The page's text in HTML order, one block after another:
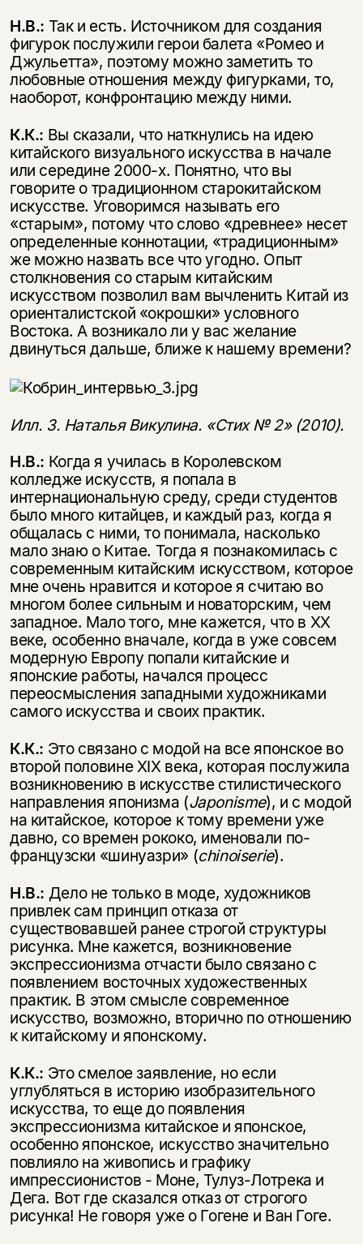
Н.В.: Так и есть. Источником для создания
фигурок послужили герои балета «Ромео и
Джульетта», поэтому можно заметить то
любовные отношения между фигурками, то,
наоборот, конфронтацию между ними.
К.К.: Вы сказали, что наткнулись на идею
китайского визуального искусства в начале
или середине 2000-х. Понятно, что вы
говорите о традиционном старокитайском
искусстве. Уговоримся называть его
«старым», потому что слово «древнее» несет
определенные коннотации, «традиционным»
же можно назвать все что угодно. Опыт
столкновения со старым китайским
искусством позволил вам вычленить Китай из
ориенталистской «окрошки» условного
Востока. А возникало ли у вас желание
двинуться дальше, ближе к нашему времени?
Илл. 3. Наталья Викулина. «Стих № 2» (2010).
Н.В.: Когда я училась в Королевском
колледже искусств, я попала в
интернациональную среду, среди студентов
было много китайцев, и каждый раз, когда я
общалась с ними, то понимала, насколько
мало знаю о Китае. Тогда я познакомилась с
современным китайским искусством, которое
мне очень нравится и которое я считаю во
многом более сильным и новаторским, чем
западное. Мало того, мне кажется, что в XX
веке, особенно вначале, когда в уже совсем
модерную Европу попали китайские и
японские работы, начался процесс
переосмысления западными художниками
самого искусства и своих практик.
К.К.: Это связано с модой на все японское во
второй половине XIX века, которая послужила
возникновению в искусстве стилистического
направления японизма (Japonisme), и с модой
на китайское, которое к тому времени уже
давно, со времен рококо, именовали по-
французски «шинуазри» (chinoiserie).
Н.В.: Дело не только в моде, художников
привлек сам принцип отказа от
существовавшей ранее строгой структуры
рисунка. Мне кажется, возникновение
экспрессионизма отчасти было связано с
появлением восточных художественных
практик. В этом смысле современное
искусство, возможно, вторично по отношению
к китайскому и японскому.
К.К.: Это смелое заявление, но если
углубляться в историю изобразительного
искусства, то еще до появления
экспрессионизма китайское и японское,
особенно японское, искусство значительно
повлияло на живопись и графику
импрессионистов - Моне, Тулуз-Лотрека и
Дега. Вот где сказался отказ от строгого
рисунка! Не говоря уже о Гогене и Ван Гоге.